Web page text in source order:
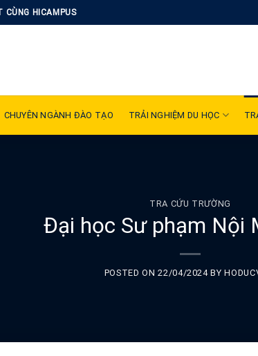
CÙNG HICAMPUS
CHUYÊN NGÀNH ĐÀO TẠO TRẢI NGHIỆM DU HỌC
TRA CỨU TRƯỜNG
Đại học Sư phạm Nội
POSTED ON22/04/2024 BY